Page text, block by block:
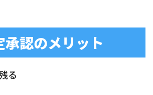
承認のメリット
る